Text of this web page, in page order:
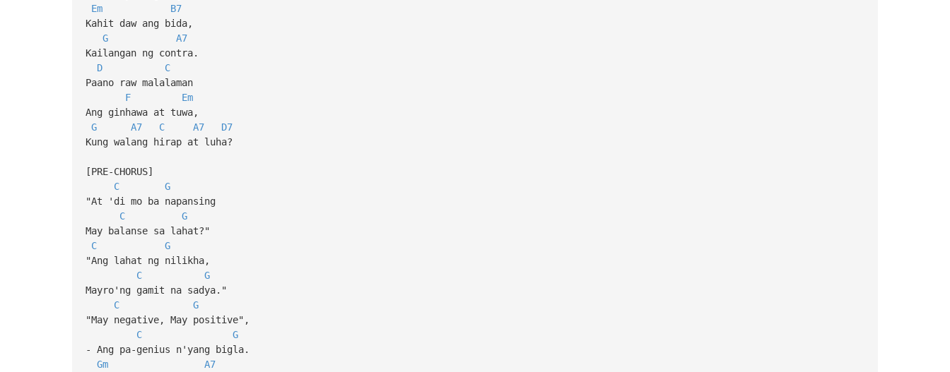
Em
B7
Kahit daw ang bida,
G
A7
Kailangan ng contra.
D
C
Paano raw malalaman
F
Em
Ang ginhawa at tuwa,
G
A7 C A7
D7
Kung walang hirap at luha?
[PRE-CHORUS]
C
G
"At 'di mo ba napansing
C
G
May balanse sa lahat?"
C
G
"Ang lahat ng nilikha,
C
G
Mayro'ng gamit na sadya."
C
G
"May negative, May positive",
C
G
- Ang pa-genius n'yang bigla.
Gm
A7